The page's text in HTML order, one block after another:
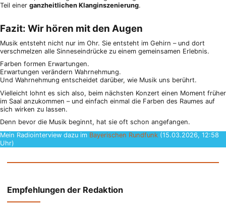
Teil einer ganzheitlichen Klanginszenierung.
Fazit: Wir hören mit den Augen
Musik entsteht nicht nur im Ohr. Sie entsteht im Gehirn – und dort
verschmelzen alle Sinneseindrücke zu einem gemeinsamen Erlebnis.
Farben formen Erwartungen.
Erwartungen verändern Wahrnehmung.
Und Wahrnehmung entscheidet darüber, wie Musik uns berührt.
Vielleicht lohnt es sich also, beim nächsten Konzert einen Moment früher
im Saal anzukommen – und einfach einmal die Farben des Raumes auf
sich wirken zu lassen.
Denn bevor die Musik beginnt, hat sie oft schon angefangen.
Mein Radiointerview dazu im Bayerischen Rundfunk (15.03.2026, 12:58
Uhr)
Empfehlungen der Redaktion